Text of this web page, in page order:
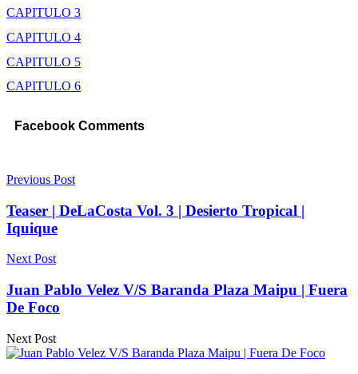
CAPITULO 3
CAPITULO 4
CAPITULO 5
CAPITULO 6
Facebook Comments
Previous Post
Teaser | DeLaCosta Vol. 3 | Desierto Tropical |
Iquique
Next Post
Juan Pablo Velez V/S Baranda Plaza Maipu | Fuera
De Foco
Next Post